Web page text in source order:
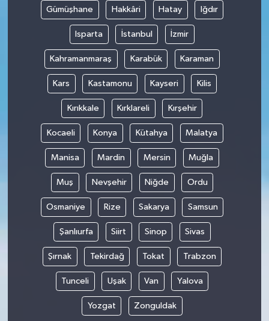
Gümüşhane Hakkâri Hatay Iğdır
Isparta İstanbul İzmir
Kahramanmaraş Karabük Karaman
Kars Kastamonu Kayseri Kilis
Kırıkkale Kırklareli Kırşehir
Kocaeli Konya Kütahya Malatya
Manisa Mardin Mersin Muğla
Muş Nevşehir Niğde Ordu
Osmaniye Rize Sakarya Samsun
Şanlıurfa Siirt Sinop Sivas
Şırnak Tekirdağ Tokat Trabzon
Tunceli Uşak Van Yalova
Yozgat Zonguldak